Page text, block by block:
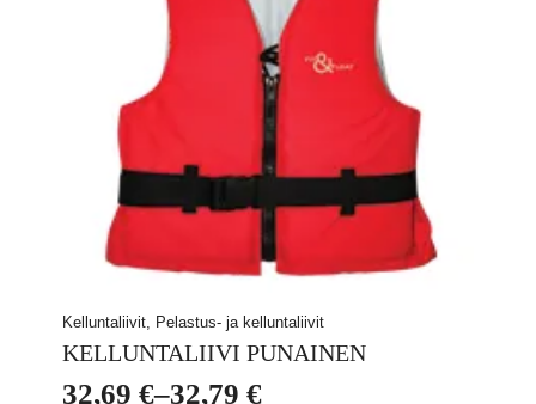
Kelluntaliivit, Pelastus- ja kelluntaliivit
KELLUNTALIIVI PUNAINEN
32,69 €–32,79 €